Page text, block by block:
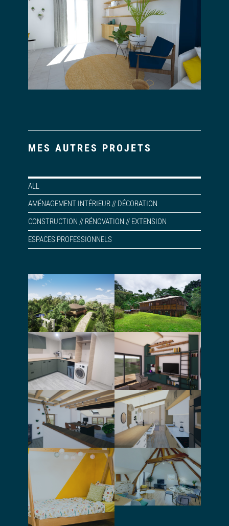
MES AUTRES PROJETS
ALL
AMÉNAGEMENT INTÉRIEUR // DÉCORATION
CONSTRUCTION // RÉNOVATION // EXTENSION
ESPACES PROFESSIONNELS
Conception et
permis d’une
maison en paille
porteuse
Permis de
construire pour
une maison dans
la jungle
Aménagement
d’une buanderie
en sous-sol
Rénovation,
extension d’une
petite maison
mitoyenne,
agencement
intérieur
Rénovation et
aménagement
intérieur d’une
maison de
village
Aménagement
une pièce à vivre
et d’une salle de
bain
Création
d’ambiance pour
un showroom
Conseil pour
l’aménagement
et la décoration
d’un appartement